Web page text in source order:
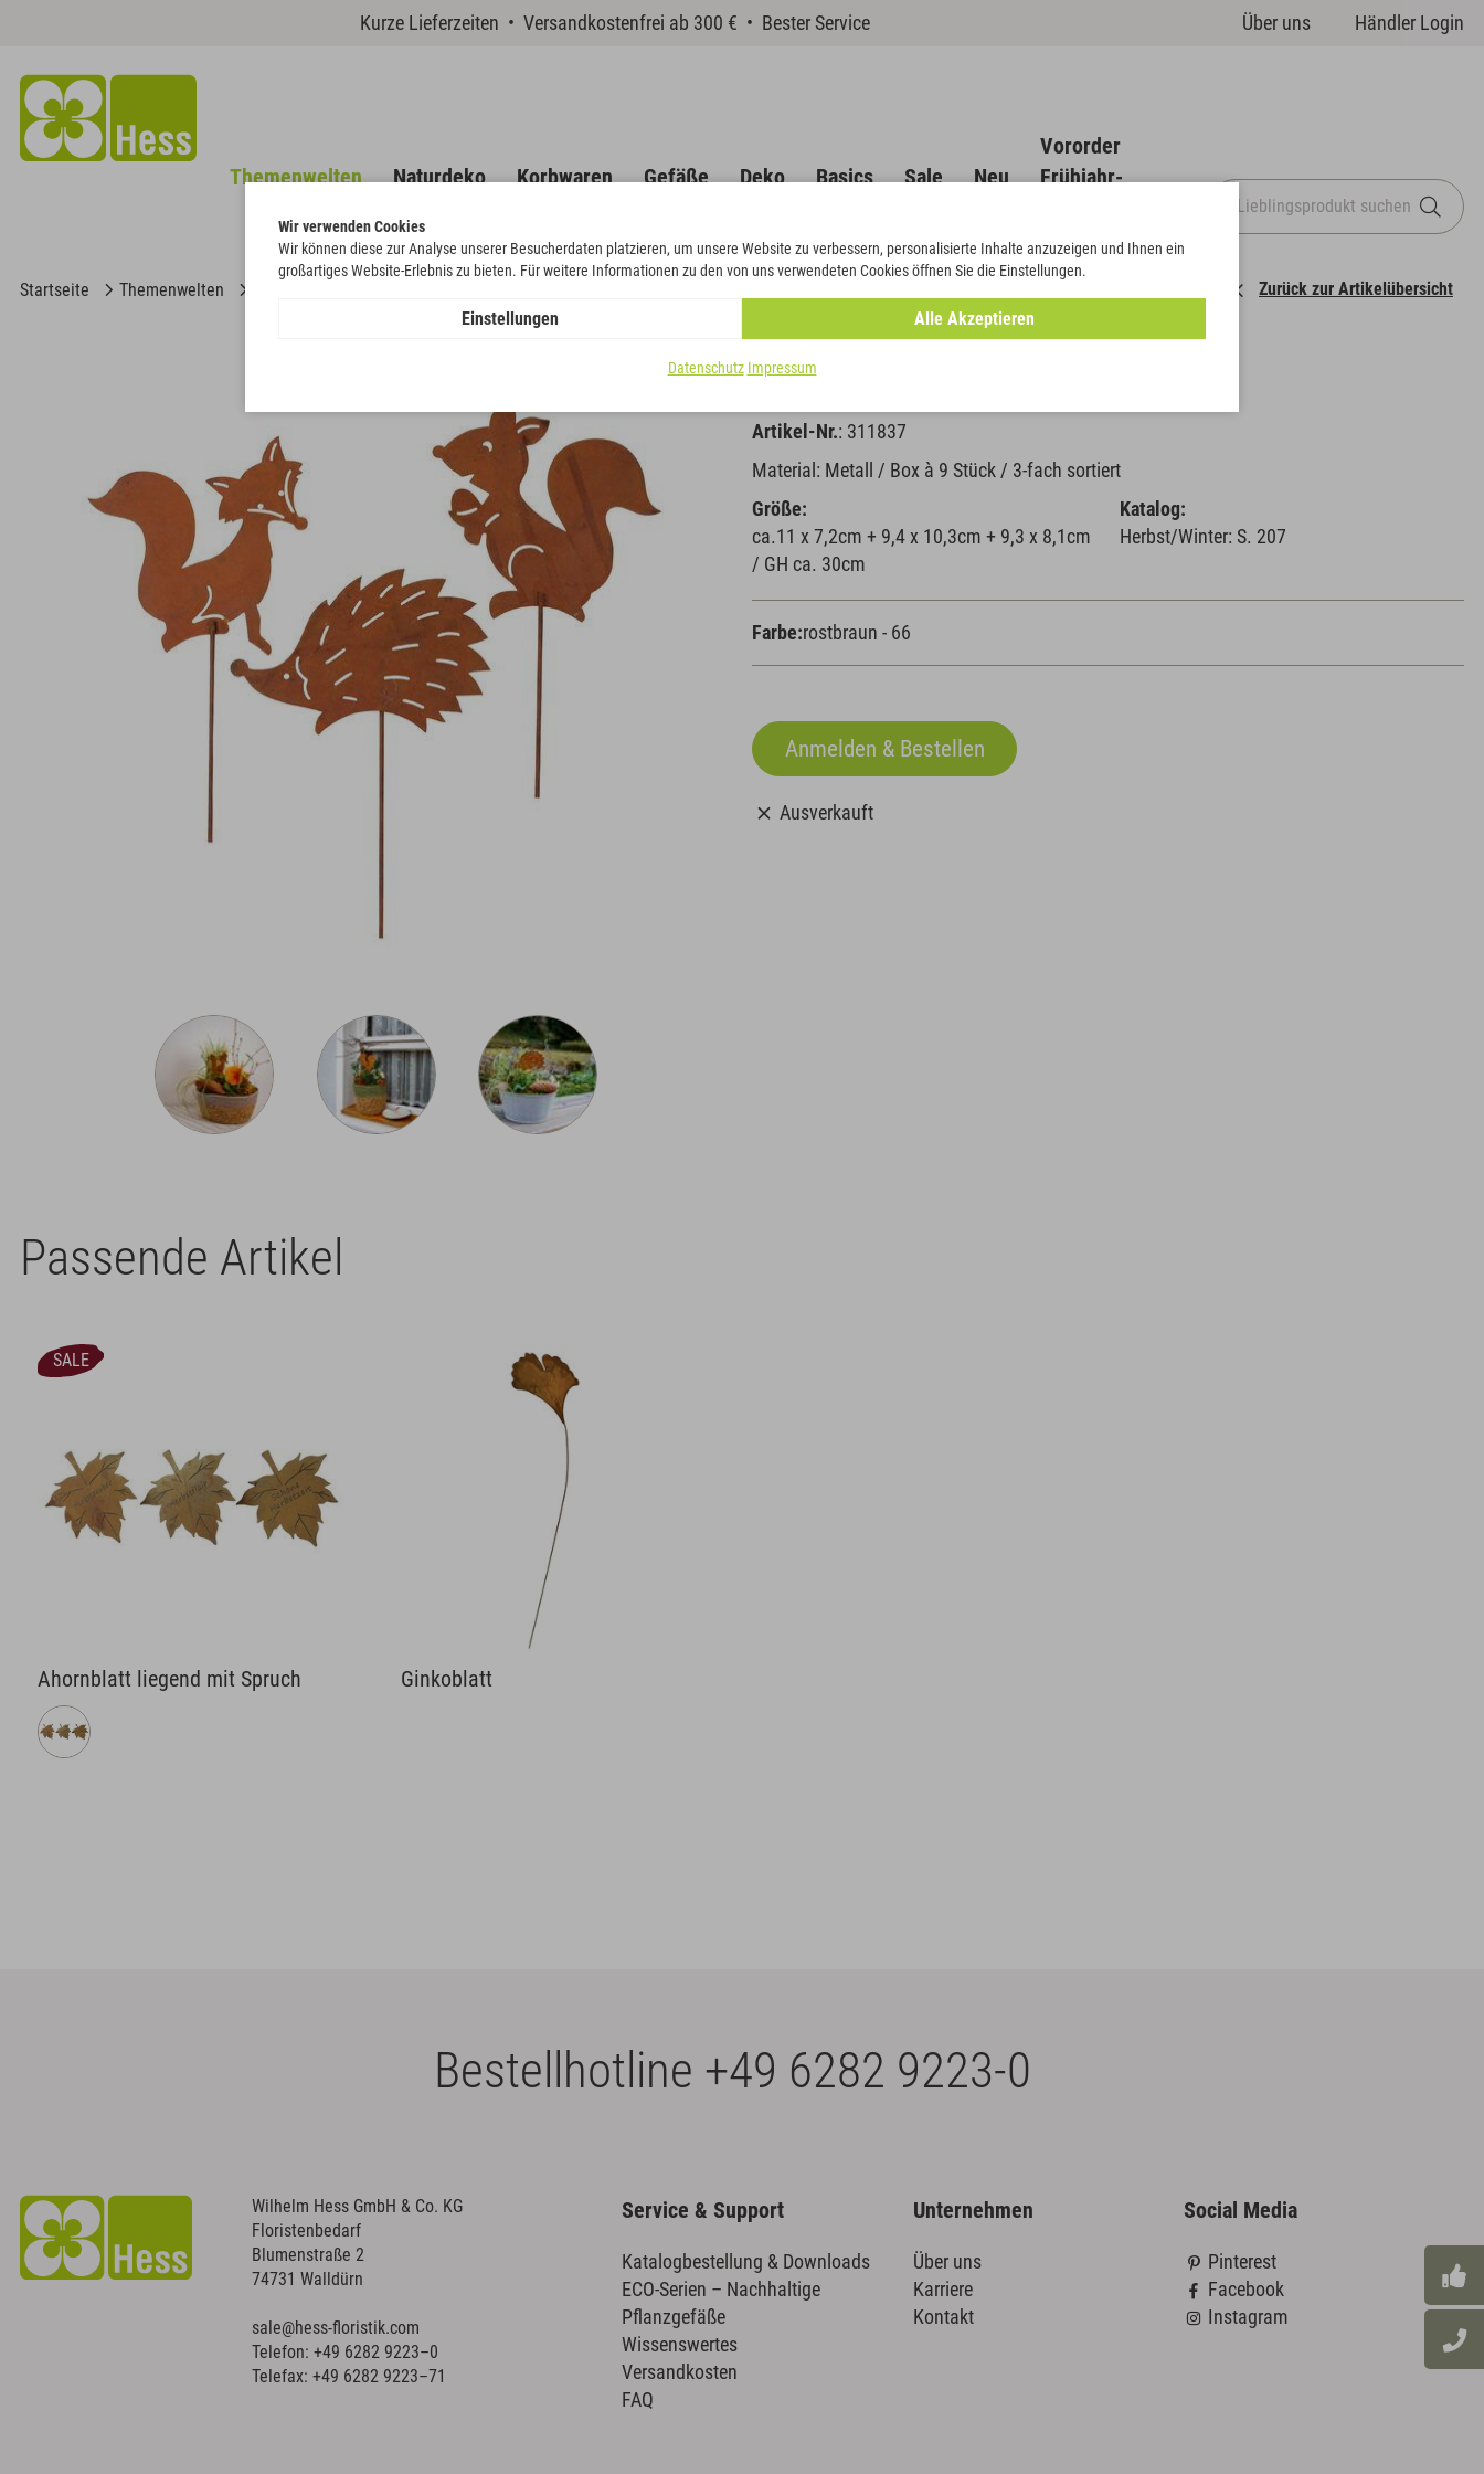
Kurze Lieferzeiten • Versandkostenfrei ab 300 € • Bester Service Über uns Händler Login
Themenwelten Naturdeko Korbwaren Gefäße Deko Basics Sale Neu
Vororder
Frühjahr-
Startseite Themenwelten Zurück zur Artikelübersicht
Waldtiere
Artikel-Nr.: 311837
Material: Metall / Box à 9 Stück / 3-fach sortiert
Größe:
ca.11 x 7,2cm + 9,4 x 10,3cm + 9,3 x 8,1cm
/ GH ca. 30cm
Katalog:
Herbst/Winter: S. 207
Farbe:rostbraun - 66
Ausverkauft
Passende Artikel
SALE
Ahornblatt liegend mit Spruch Ginkoblatt
Bestellhotline +49 6282 9223-0
Wilhelm Hess GmbH & Co. KG
Floristenbedarf
Blumenstraße 2
74731 Walldürn
sale@hess-floristik.com
Telefon: +49 6282 9223–0
Telefax: +49 6282 9223–71
Service & Support
Katalogbestellung & Downloads
ECO-Serien – Nachhaltige
Pflanzgefäße
Wissenswertes
Versandkosten
FAQ
Unternehmen
Über uns
Karriere
Kontakt
Social Media
Pinterest
Facebook
Instagram
Wir verwenden Cookies
Wir können diese zur Analyse unserer Besucherdaten platzieren, um unsere Website zu verbessern, personalisierte Inhalte anzuzeigen und Ihnen ein
großartiges Website-Erlebnis zu bieten. Für weitere Informationen zu den von uns verwendeten Cookies öffnen Sie die Einstellungen.
Einstellungen Alle Akzeptieren
Datenschutz Impressum